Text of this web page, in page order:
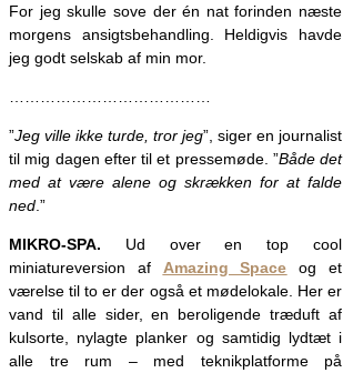
For jeg skulle sove der én nat forinden næste
morgens ansigtsbehandling. Heldigvis havde
jeg godt selskab af min mor.
”Jeg ville ikke turde, tror jeg”, siger en journalist
til mig dagen efter til et pressemøde. ”Både det
med at være alene og skrækken for at falde
ned .”
MIKRO-SPA. Ud over en top cool
miniatureversion af Amazing Space og et
værelse til to er der også et mødelokale. Her er
vand til alle sider, en beroligende træduft af
kulsorte, nylagte planker og samtidig lydtæt i
alle tre rum – med teknikplatforme på